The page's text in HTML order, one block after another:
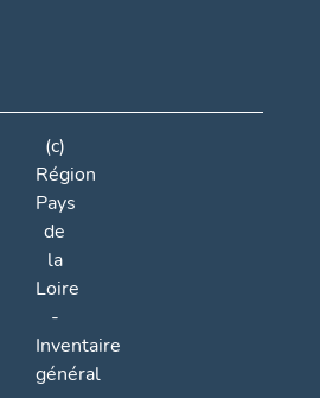
(c)
Région
Pays
de
la
Loire
-
Inventaire
général